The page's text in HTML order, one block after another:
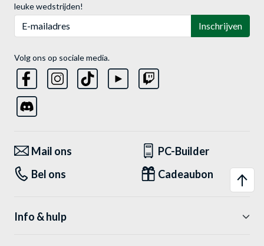
leuke wedstrijden!
Inschrijven
Volg ons op sociale media.
Mail ons
PC-Builder
Bel ons
Cadeaubon
Info & hulp